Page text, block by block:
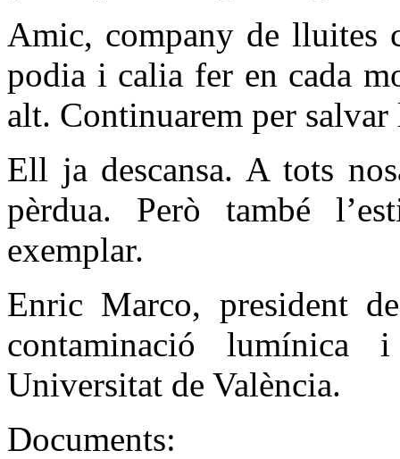
Amic, company de lluites
podia i calia fer en cada
alt. Continuarem per
Ell ja descansa. A tots
pèrdua. Però també
exemplar.
Enric Marco, president
contaminació
Universitat de València.
Documents: